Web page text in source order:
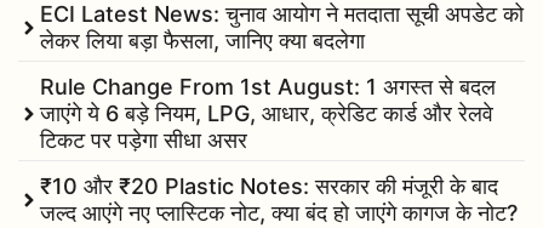
ECI Latest News: चुनाव आयोग ने मतदाता सूची अपडेट को
लेकर लिया बड़ा फैसला, जानिए क्या बदलेगा
Rule Change From 1st August: 1 अगस्त से बदल
जाएंगे ये 6 बड़े नियम, LPG, आधार, क्रेडिट कार्ड और रेलवे
टिकट पर पड़ेगा सीधा असर
₹10 और ₹20 Plastic Notes: सरकार की मंजूरी के बाद
जल्द आएंगे नए प्लास्टिक नोट, क्या बंद हो जाएंगे कागज के नोट?